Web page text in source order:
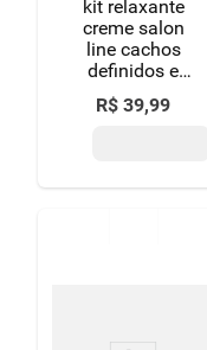
kit relaxante
creme salon
line cachos
definidos e
soltos
R$ 39,99